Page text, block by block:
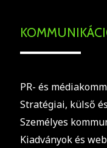
PR- és
Stratégiai, külső
Személyes
Kiadványok és web